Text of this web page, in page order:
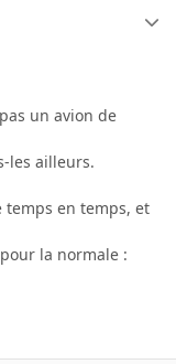
un avion de
les ailleurs.
temps en temps, et
la normale :